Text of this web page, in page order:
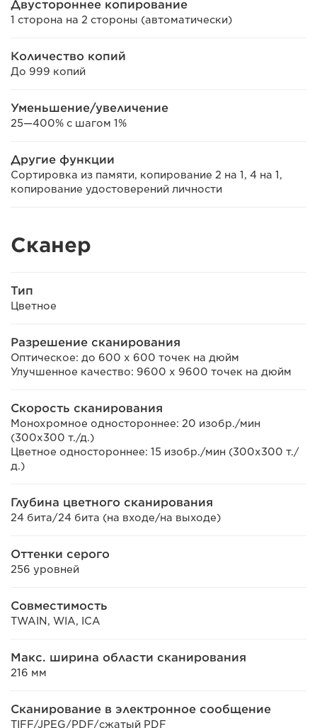
Двустороннее копирование
1 сторона на 2 стороны (автоматически)
Количество копий
До 999 копий
Уменьшение/увеличение
25—400% с шагом 1%
Другие функции
Сортировка из памяти, копирование 2 на 1, 4 на 1,
копирование удостоверений личности
Сканер
Тип
Цветное
Разрешение сканирования
Оптическое: до 600 x 600 точек на дюйм
Улучшенное качество: 9600 x 9600 точек на дюйм
Скорость сканирования
Монохромное одностороннее: 20 изобр./мин
(300x300 т./д.)
Цветное одностороннее: 15 изобр./мин (300x300 т./
д.)
Глубина цветного сканирования
24 бита/24 бита (на входе/на выходе)
Оттенки серого
256 уровней
Совместимость
TWAIN, WIA, ICA
Макс. ширина области сканирования
216 мм
Сканирование в электронное сообщение
TIFF/JPEG/PDF/сжатый PDF